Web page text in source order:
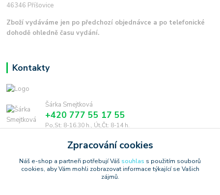
46346 Příšovice
Zboží vydáváme jen po předchozí objednávce a po telefonické
dohodě ohledně času vydání.
Kontakty
Šárka Smejtková
+420 777 55 17 55
Po,St: 8-16.30 h., Út,Čt: 8-14 h.
smejtkova@trigonmedia.czZpracování cookies
Náš e-shop a partneři potřebují Váš souhlas s použitím souborů
cookies, aby Vám mohli zobrazovat informace týkající se Vašich
zájmů.